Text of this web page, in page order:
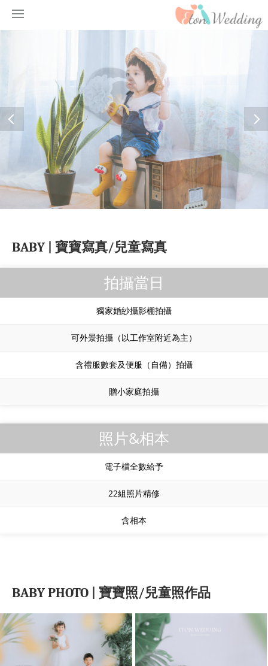
BABY | 寶寶寫真/兒童寫真
拍攝當日
獨家婚紗攝影棚拍攝
可外景拍攝（以工作室附近為主）
含禮服數套及便服（自備）拍攝
贈小家庭拍攝
照片&相本
電子檔全數給予
22組照片精修
含相本
BABY PHOTO | 寶寶照/兒童照作品